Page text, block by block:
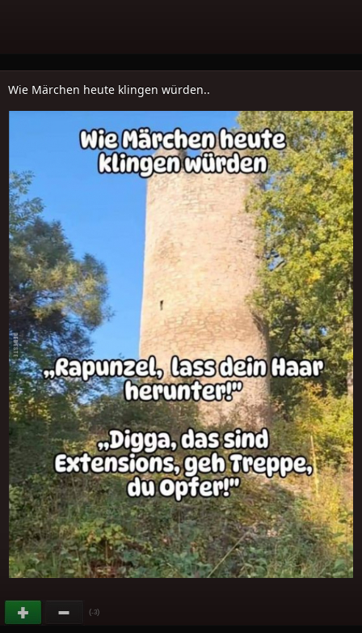
Wie Märchen heute klingen würden..
(-3)